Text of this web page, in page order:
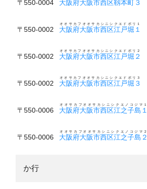
〒550-0004 大阪府大阪市西区靱本町３
〒550-0002 大阪府大阪市西区江戸堀１
オオサカフオオサカシニシクエドボリ１
〒550-0002 大阪府大阪市西区江戸堀２
オオサカフオオサカシニシクエドボリ２
〒550-0002 大阪府大阪市西区江戸堀３
オオサカフオオサカシニシクエドボリ３
〒550-0006 大阪府大阪市西区江之子島１
オオサカフオオサカシニシクエノコジマ１
〒550-0006 大阪府大阪市西区江之子島２
オオサカフオオサカシニシクエノコジマ２
か行